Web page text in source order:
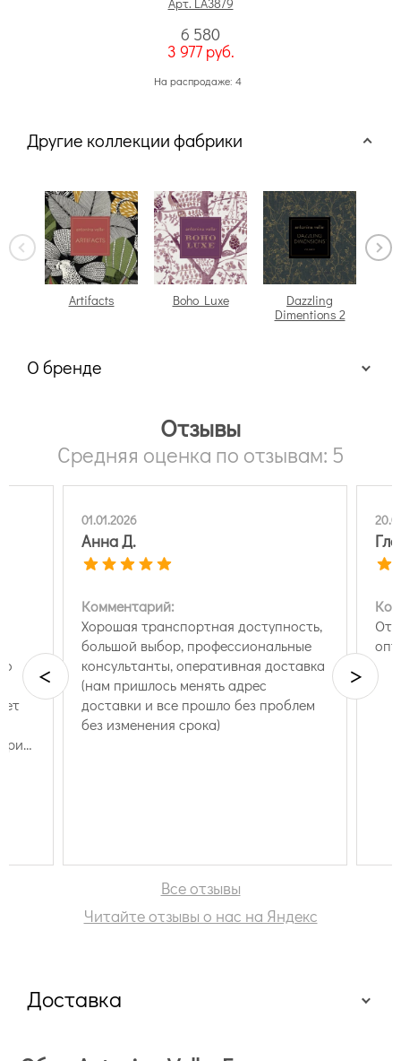
6 580
3 977 руб.
На распродаже: 4
Другие коллекции фабрики
Artifacts Boho Luxe
Dazzling
Dimentions 2
О бренде
Отзывы
Средняя оценка по отзывам: 5
01.01.2026
Анна Д.
Комментарий:
Хорошая транспортная доступность,
большой выбор, профессиональные
консультанты, оперативная доставка
(нам пришлось менять адрес
доставки и все прошло без проблем
без изменения срока)
< >
Все отзывы
Читайте отзывы о нас на Яндекс
Доставка